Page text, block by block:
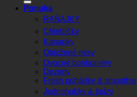
Ponuka
RAŇAJKY
Chlebíčky
Kanapky
Obložené misy
Ovocné bonboniéry
Dezerty
Fresh poháriky & smoothie
Jednohubky & špízy